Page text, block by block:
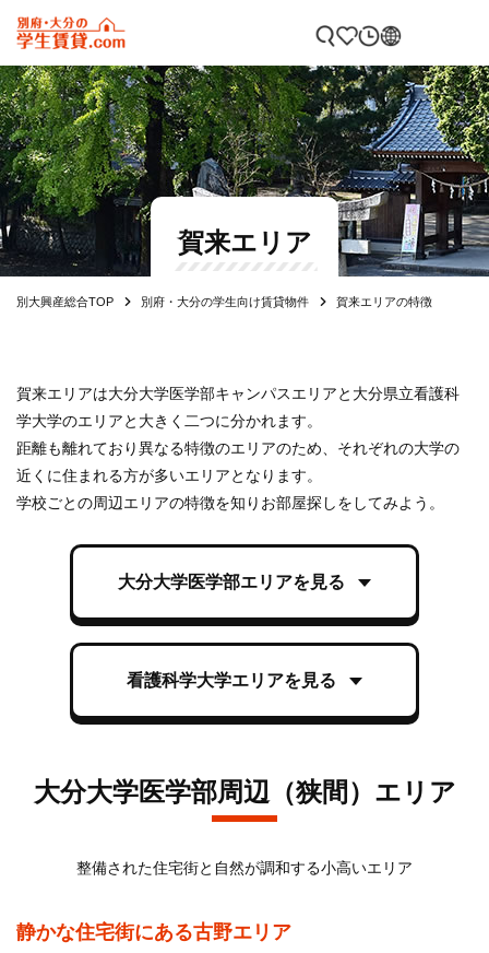
賀来エリア
別大興産総合TOP 別府・大分の学生向け賃貸物件 賀来エリアの特徴
賀来エリアは大分大学医学部キャンパスエリアと大分県立看護科
学大学のエリアと大きく二つに分かれます。
距離も離れており異なる特徴のエリアのため、それぞれの大学の
近くに住まれる方が多いエリアとなります。
学校ごとの周辺エリアの特徴を知りお部屋探しをしてみよう。
大分大学医学部エリアを見る
看護科学大学エリアを見る
大分大学医学部周辺（狭間）エリア
整備された住宅街と自然が調和する小高いエリア
静かな住宅街にある古野エリア